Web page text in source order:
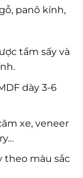
panô kính,
tẩm sấy và
dày 3-6
xe, veneer
theo màu sắc